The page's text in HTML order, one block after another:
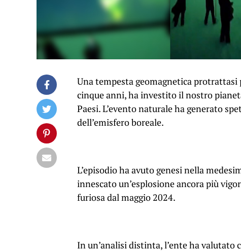
Una tempesta geomagnetica
cinque anni, ha investito il nostro
Paesi. L’evento naturale ha generato
dell’emisfero boreale.
L’episodio ha avuto genesi nella
innescato un’esplosione ancora più
furiosa dal maggio 2024.
In un’analisi distinta, l’ente ha valutato